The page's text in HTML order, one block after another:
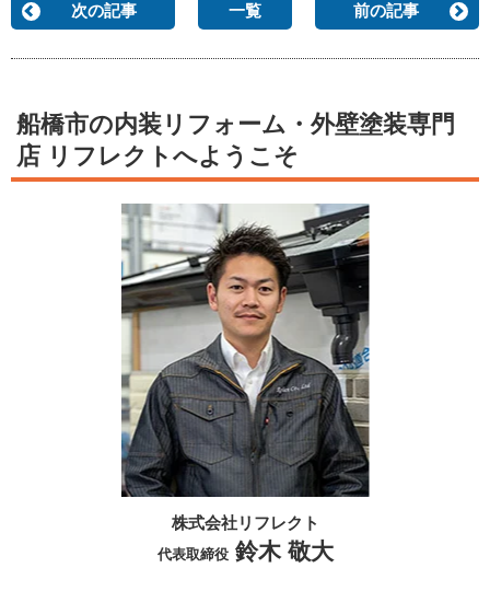
次の記事 一覧 前の記事
船橋市の内装リフォーム・外壁塗装専門
店 リフレクトへようこそ
株式会社リフレクト
代表取締役鈴木 敬大